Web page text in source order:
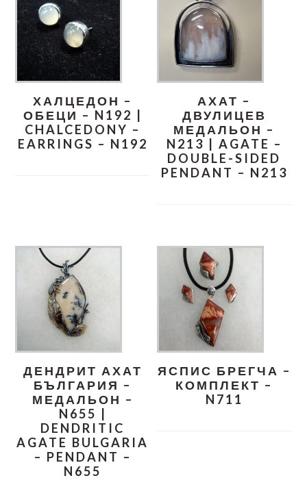
ХАЛЦЕДОН –
ОБЕЦИ – N192 |
CHALCEDONY –
EARRINGS – N192
АХАТ –
ДВУЛИЦЕВ
МЕДАЛЬОН –
N213 | AGATE –
DOUBLE-SIDED
PENDANT – N213
ДЕНДРИТ АХАТ
БЪЛГАРИЯ –
МЕДАЛЬОН –
N655 |
DENDRITIC
AGATE BULGARIA
– PENDANT –
N655
ЯСПИС БРЕГЧА –
КОМПЛЕКТ –
N711